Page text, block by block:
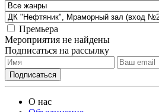
Премьера
Мероприятия не найдены
Подписаться на рассылку
О нас